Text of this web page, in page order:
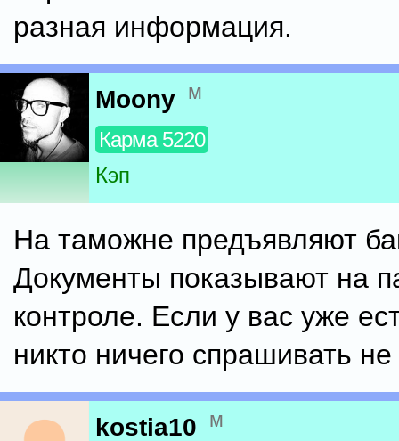
разная информация.
Moony м
Карма 5220
Кэп
На таможне предъявляют
Документы показывают на
контроле. Если у вас уже
никто ничего спрашивать
kostia10 м